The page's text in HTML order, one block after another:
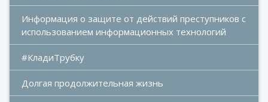
Информация о защите от действий преступников с
использованием информационных технологий
#КладиТрубку
Долгая продолжительная жизнь